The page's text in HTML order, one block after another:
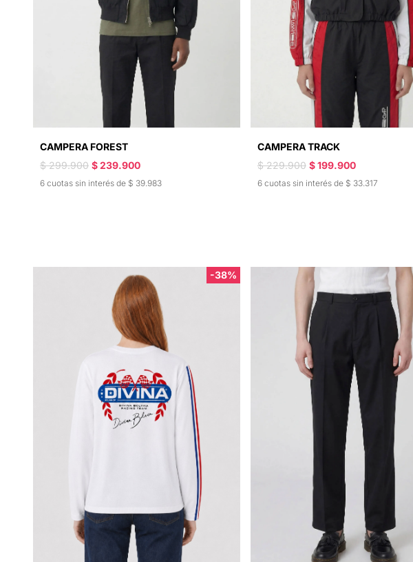
CAMPERA FOREST
$ 299.900 $ 239.900
6 cuotas sin interés de $ 39.983
CAMPERA TRACK
$ 229.900 $ 199.900
6 cuotas sin interés de $ 33.317
-38%